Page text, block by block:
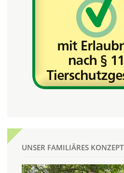
UNSER FAMILIÄRES KONZEPT